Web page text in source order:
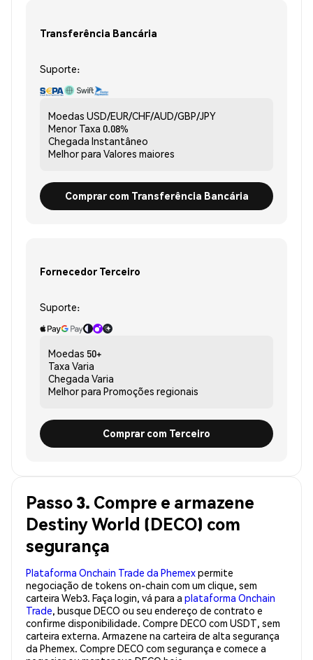
Transferência Bancária
Suporte:
Moedas USD/EUR/CHF/AUD/GBP/JPY
Menor Taxa 0.08%
Chegada Instantâneo
Melhor para Valores maiores
Comprar com Transferência Bancária
Fornecedor Terceiro
Suporte:
Moedas 50+
Taxa Varia
Chegada Varia
Melhor para Promoções regionais
Comprar com Terceiro
Passo 3. Compre e armazene
Destiny World (DECO) com
segurança
Plataforma Onchain Trade da Phemexpermite
negociação de tokens on-chain com um clique, sem
carteira Web3. Faça login, vá para a plataforma Onchain
Trade, busque DECO ou seu endereço de contrato e
confirme disponibilidade. Compre DECO com USDT, sem
carteira externa. Armazene na carteira de alta segurança
da Phemex. Compre DECO com segurança e comece a